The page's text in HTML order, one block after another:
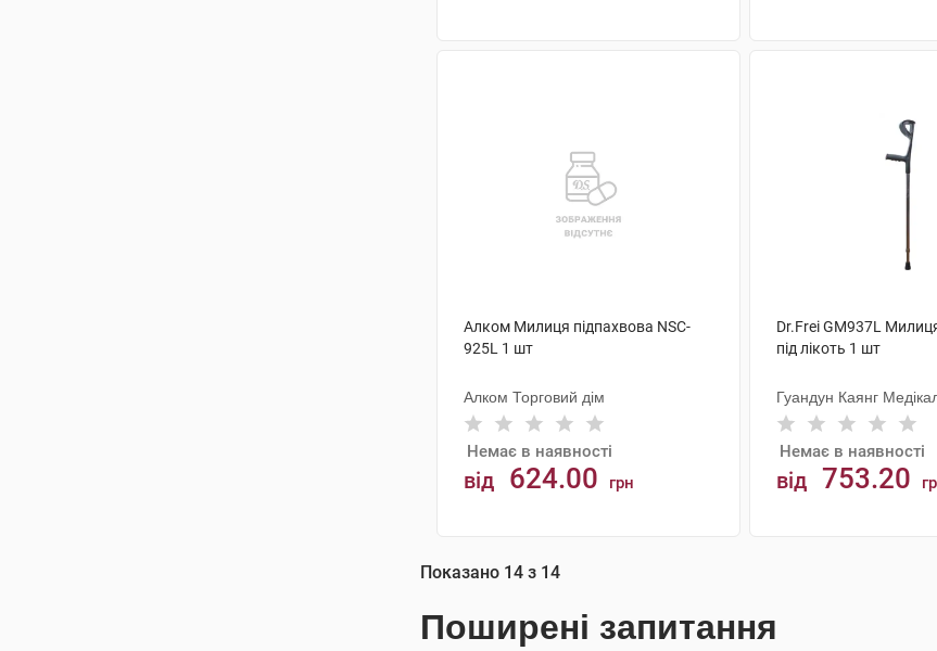
Алком Милиця підпахвова NSC-
925L 1 шт
Алком Торговий дім
Немає в наявності
від 624.00 грн
АНАЛОГИ
Dr.Frei GM937L
під лікоть 1 шт
Гуандун Каянг
Немає в наявності
від 753.20
Показано 14 з 14
Поширені запитання